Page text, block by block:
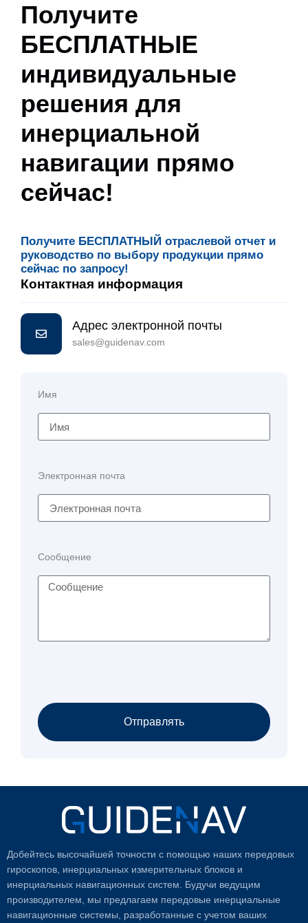
Получите
БЕСПЛАТНЫЕ
индивидуальные
решения для
инерциальной
навигации прямо
сейчас!
Получите БЕСПЛАТНЫЙ отраслевой отчет и
руководство по выбору продукции прямо
сейчас по запросу!
Контактная информация
Адрес электронной почты
sales@guidenav.com
Имя
Электронная почта
Сообщение
Отправлять
Добейтесь высочайшей точности с помощью наших передовых
гироскопов, инерциальных измерительных блоков и
инерциальных навигационных систем. Будучи ведущим
производителем, мы предлагаем передовые инерциальные
навигационные системы, разработанные с учетом ваших